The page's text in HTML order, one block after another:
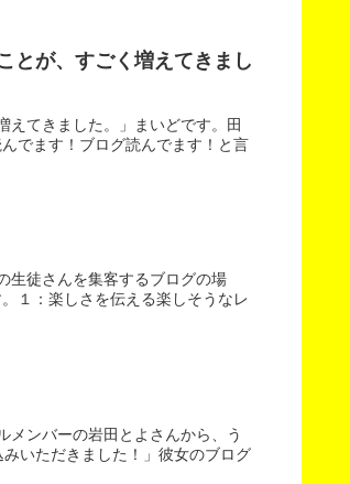
とが、すごく増えてきまし
てきました。」まいどです。田
でます！ブログ読んでます！と言
生徒さんを集客するブログの場
１：楽しさを伝える楽しそうなレ
ンバーの岩田とよさんから、う
いただきました！」彼女のブログ